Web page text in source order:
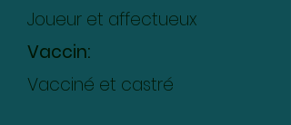
Joueur et affectueux
Vaccin:
Vacciné et castré